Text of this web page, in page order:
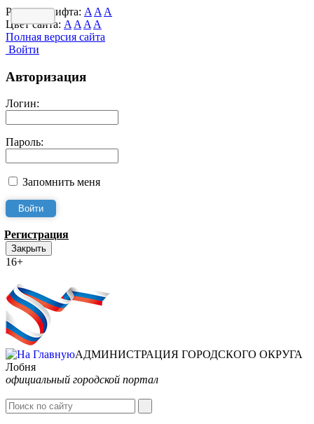
Размер шрифта: A A A
Цвет сайта: A A A A
Полная версия сайта
Войти
Авторизация
Логин:
Пароль:
Запомнить меня
Регистрация
Закрыть
16+
АДМИНИСТРАЦИЯ ГОРОДСКОГО ОКРУГА
Лобня
официальный городской портал